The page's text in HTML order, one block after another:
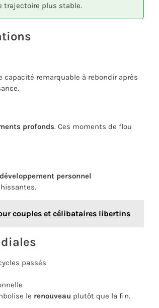
trajectoire plus stable.
capacité remarquable à rebondir après
profonds. Ces moments de flou
développement personnel
couples et célibataires libertins
passés
le renouveau plutôt que la fin.